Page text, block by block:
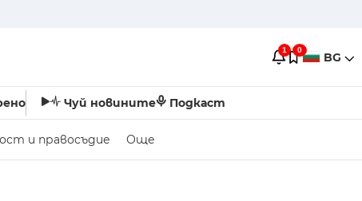
1 0 BG
Чуй новините Подкаст
и правосъдие Още